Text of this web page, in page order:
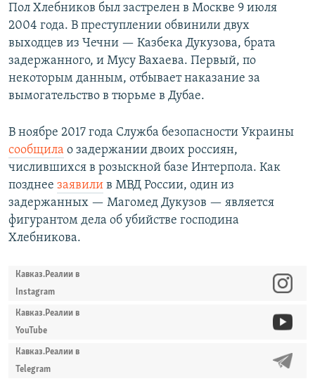
Пол Хлебников был застрелен в Москве 9 июля
2004 года. В преступлении обвинили двух
выходцев из Чечни — Казбека Дукузова, брата
задержанного, и Мусу Вахаева. Первый, по
некоторым данным, отбывает наказание за
вымогательство в тюрьме в Дубае.
В ноябре 2017 года Служба безопасности Украины
сообщила о задержании двоих россиян,
числившихся в розыскной базе Интерпола. Как
позднее заявили в МВД России, один из
задержанных — Магомед Дукузов — является
фигурантом дела об убийстве господина
Хлебникова.
Кавказ.Реалии в
Instagram
Кавказ.Реалии в
YouTube
Кавказ.Реалии в
Telegram